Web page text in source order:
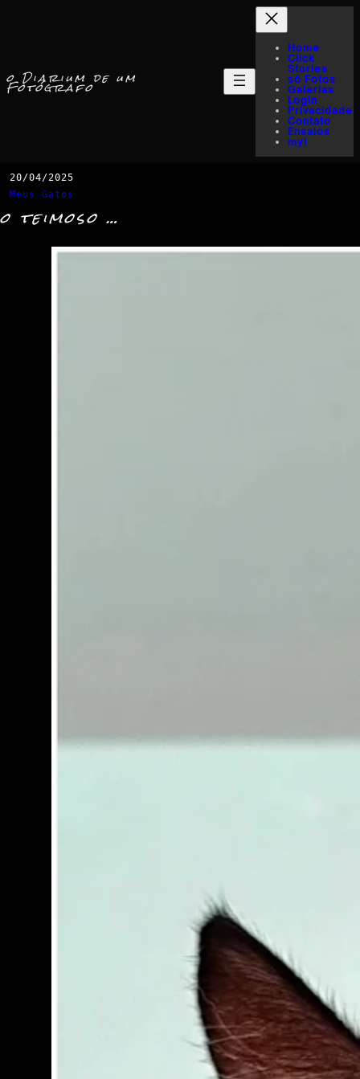
o Diarium de um
Fotógrafo
Home
Click
Stories
só Fotos
Galerias
Login
Privacidade
Contato
Ensaios
myI
20/04/2025
Meus Gatos
o teimoso …